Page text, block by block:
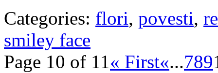
Categories: flori, povesti,
smiley face
Page 10 of 11« First«...789